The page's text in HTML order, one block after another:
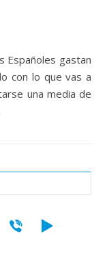
con lo que vas a
una media de
viber play